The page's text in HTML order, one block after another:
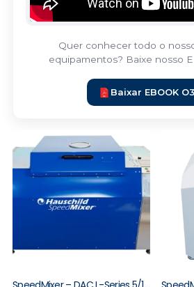
Quer conhecer todo o
equipamentos? Baixe nosso
Baixar EBOOK